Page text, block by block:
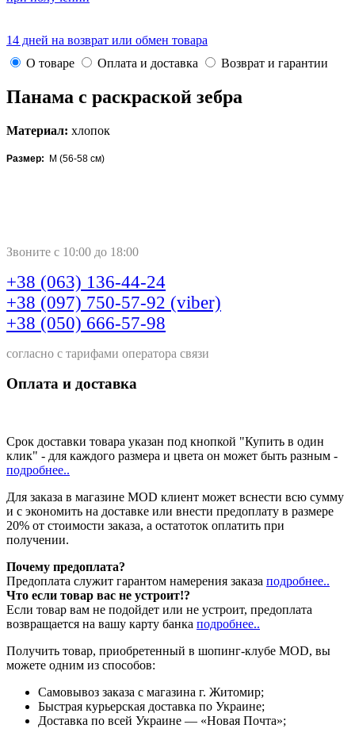
14 дней на возврат или обмен товара
О товаре
Оплата и доставка Возврат и гарантии
Панама с раскраской зебра
Материал: хлопок
Размер: M (56-58 см)
Звоните с 10:00 до 18:00
+38 (063) 136-44-24
+38 (097) 750-57-92 (viber)
+38 (050) 666-57-98
согласно с тарифами оператора связи
Оплата и доставка
Срок доставки товара указан под кнопкой "Купить в один
клик" - для каждого размера и цвета он может быть разным -
подробнее..
Для заказа в магазине MOD клиент может вснести всю сумму
и с экономить на доставке или внести предоплату в размере
20% от стоимости заказа, а остатоток оплатить при
получении.
Почему предоплата?
Предоплата служит гарантом намерения заказа подробнее..
Что если товар вас не устроит!?
Если товар вам не подойдет или не устроит, предоплата
возвращается на вашу карту банка подробнее..
Получить товар, приобретенный в шопинг-клубе MOD, вы
можете одним из способов:
Cамовывоз заказа с магазина г. Житомир;
Быстрая курьерская доставка по Украине;
Доставка по всей Украине — «Новая Почта»;